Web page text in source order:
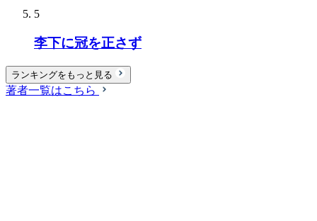
5
李下に冠を正さず
ランキングをもっと見る
著者一覧はこちら